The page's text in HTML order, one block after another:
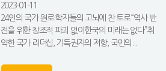
2023-01-11
24인의 국가 원로·학자들의 고뇌에 찬 토로“역사 반
전을 위한 창조적 파괴 없이한국의 미래는 없다”취
약한 국가 리더십, 기득권자의 저항, 국민의...